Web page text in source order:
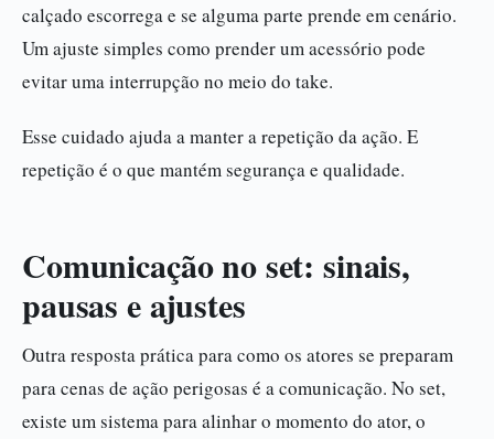
calçado escorrega e se alguma parte prende em cenário.
Um ajuste simples como prender um acessório pode
evitar uma interrupção no meio do take.
Esse cuidado ajuda a manter a repetição da ação. E
repetição é o que mantém segurança e qualidade.
Comunicação no set: sinais,
pausas e ajustes
Outra resposta prática para como os atores se preparam
para cenas de ação perigosas é a comunicação. No set,
existe um sistema para alinhar o momento do ator, o